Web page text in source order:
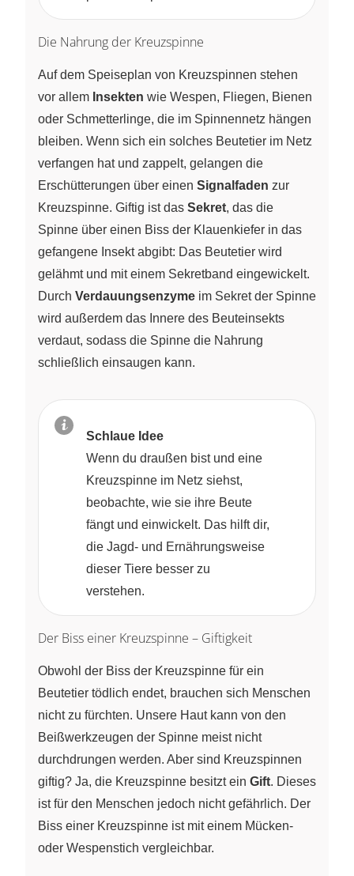
Die Nahrung der Kreuzspinne
Auf dem Speiseplan von Kreuzspinnen stehen
vor allem Insekten wie Wespen, Fliegen, Bienen
oder Schmetterlinge, die im Spinnennetz hängen
bleiben. Wenn sich ein solches Beutetier im Netz
verfangen hat und zappelt, gelangen die
Erschütterungen über einen Signalfaden zur
Kreuzspinne. Giftig ist das Sekret, das die
Spinne über einen Biss der Klauenkiefer in das
gefangene Insekt abgibt: Das Beutetier wird
gelähmt und mit einem Sekretband eingewickelt.
Durch Verdauungsenzyme im Sekret der Spinne
wird außerdem das Innere des Beuteinsekts
verdaut, sodass die Spinne die Nahrung
schließlich einsaugen kann.
Schlaue Idee
Wenn du draußen bist und eine
Kreuzspinne im Netz siehst,
beobachte, wie sie ihre Beute
fängt und einwickelt. Das hilft dir,
die Jagd- und Ernährungsweise
dieser Tiere besser zu
verstehen.
Der Biss einer Kreuzspinne – Giftigkeit
Obwohl der Biss der Kreuzspinne für ein
Beutetier tödlich endet, brauchen sich Menschen
nicht zu fürchten. Unsere Haut kann von den
Beißwerkzeugen der Spinne meist nicht
durchdrungen werden. Aber sind Kreuzspinnen
giftig? Ja, die Kreuzspinne besitzt ein Gift. Dieses
ist für den Menschen jedoch nicht gefährlich. Der
Biss einer Kreuzspinne ist mit einem Mücken-
oder Wespenstich vergleichbar.